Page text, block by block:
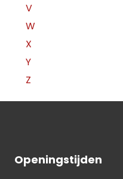
V
W
X
Y
Z
Openingstijden